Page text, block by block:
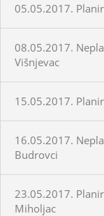
05.05.2017.
08.05.2017.
Višnjevac
15.05.2017.
16.05.2017.
Budrovci
23.05.2017.
Miholjac